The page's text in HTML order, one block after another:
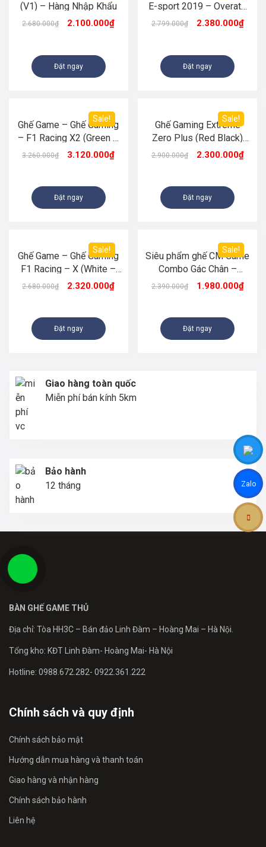
(V1) – Hàng Nhập Khẩu
2.680.000₫ 2.100.000₫
Đặt ngay
E-sport 2019 – Overate
(Blue)
2.799.000₫ 2.380.000₫
Đặt ngay
Sale!
Ghế Game – Ghế Gaming
– F1 Racing X2 (Green –
Black)
3.260.000₫ 3.120.000₫
Đặt ngay
Sale!
Ghế Gaming Extreme
Zero Plus (Red Black)
Hàng nhập khẩu
2.900.000₫ 2.300.000₫
Đặt ngay
Sale!
Ghế Game – Ghế Gaming
F1 Racing – X (White –
Black)
2.680.000₫ 2.320.000₫
Đặt ngay
Sale!
Siêu phẩm ghế CM Game
Combo Gác Chân –
Massage Thư Giãn KM
2.390.000₫ 1.980.000₫
Đặt ngay
Giao hàng toàn quốc
Miễn phí bán kính 5km
Bảo hành
12 tháng
BÀN GHẾ GAME THỦ
Địa chỉ: Tòa HH3C – Bán đảo Linh Đàm – Hoàng Mai – Hà Nội.
Tổng kho: KĐT Linh Đàm- Hoàng Mai- Hà Nội
Hotline: 0988.672.282- 0922.361.222
Chính sách và quy định
Chính sách bảo mật
Hướng dẫn mua hàng và thanh toán
Giao hàng và nhận hàng
Chính sách bảo hành
Liên hệ
Zalo